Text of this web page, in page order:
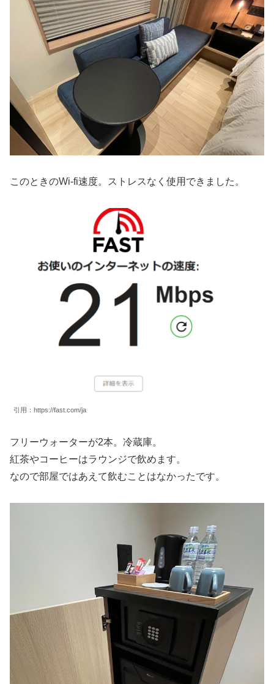
このときのWi-fi速度。ストレスなく使用できました。
引用：https://fast.com/ja
フリーウォーターが2本。冷蔵庫。
紅茶やコーヒーはラウンジで飲めます。
なので部屋ではあえて飲むことはなかったです。